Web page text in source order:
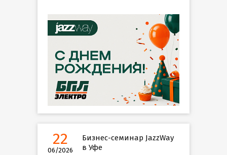
22
06/2026
Бизнес-семинар JazzWay
в Уфе